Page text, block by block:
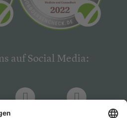
auf Social Media: